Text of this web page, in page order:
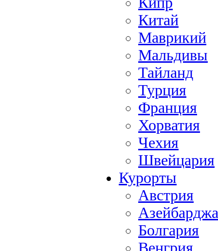
Китай
Маврикий
Мальдивы
Тайланд
Турция
Франция
Хорватия
Чехия
Швейцария
Курорты
Австрия
Болгария